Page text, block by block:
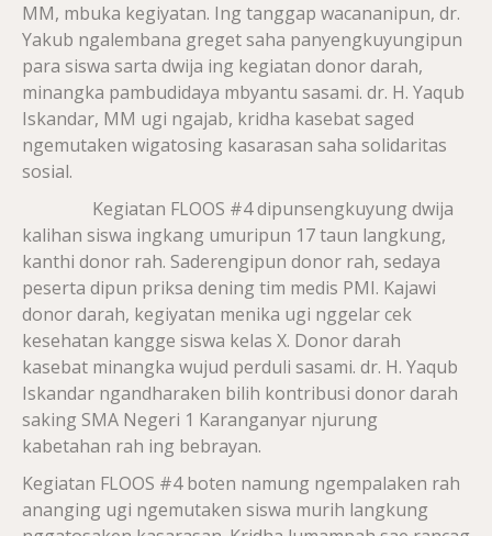
MM, mbuka kegiyatan. Ing tanggap wacananipun, dr.
Yakub ngalembana greget saha panyengkuyungipun
para siswa sarta dwija ing kegiatan donor darah,
minangka pambudidaya mbyantu sasami. dr. H. Yaqub
Iskandar, MM ugi ngajab, kridha kasebat saged
ngemutaken wigatosing kasarasan saha solidaritas
sosial.
Kegiatan FLOOS #4 dipunsengkuyung dwija
kalihan siswa ingkang umuripun 17 taun langkung,
kanthi donor rah. Saderengipun donor rah, sedaya
peserta dipun priksa dening tim medis PMI. Kajawi
donor darah, kegiyatan menika ugi nggelar cek
kesehatan kangge siswa kelas X. Donor darah
kasebat minangka wujud perduli sasami. dr. H. Yaqub
Iskandar ngandharaken bilih kontribusi donor darah
saking SMA Negeri 1 Karanganyar njurung
kabetahan rah ing bebrayan.
Kegiatan FLOOS #4 boten namung ngempalaken rah
ananging ugi ngemutaken siswa murih langkung